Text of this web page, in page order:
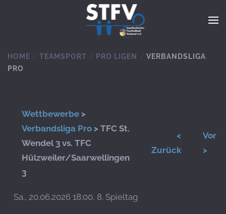
Zum Hauptinhalt springen
HOME TEAMSPORT PRO LIGEN
VERBANDSLIGA
PRO
Wettbewerbe >
Verbandsliga Pro > TFC St.
Wendel 3 vs. TFC
Hülzweiler/Saarwellingen
3
<
Zurück
Vor
>
Sa., 20.06.2026 18:00, 8. Spieltag